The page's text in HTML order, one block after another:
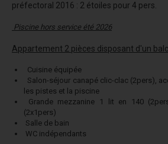
préfectoral 2016 : 2 étoiles pour 4 pers.
Piscine hors service été 2026
Appartement 2 pièces disposant d'un
Cuisine équipée
Salon-séjour canapé clic-clac (2pers),
les pistes et la piscine
Grande mezzanine 1 lit en 140
(2x1pers)
Salle de bain
WC indépendants